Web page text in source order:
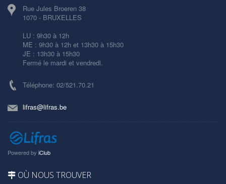
Rue Jules Broeren 38
1070 - BRUXELLES
LU : 9h30 à 12h
ME : 9h30 à 12h et 13h30 à 15h30
JE : 13h30 à 15h30
Fermé le mardi et vendredi.
Téléphone: 02/521.70.21
lifras@lifras.be
Powered by iClub
OÙ NOUS TROUVER